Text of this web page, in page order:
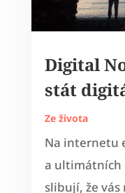
Digital
stát
Ze života
Na internetu
a ultimátních
slibují, že vás